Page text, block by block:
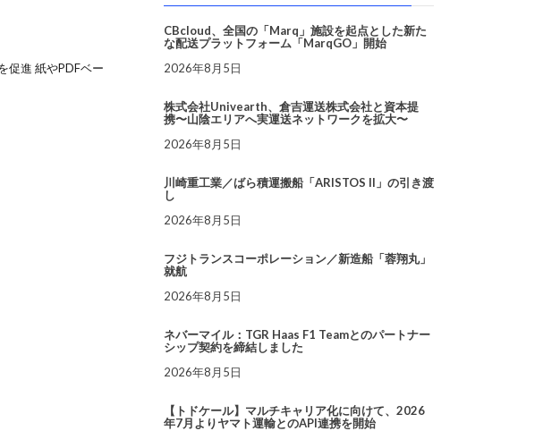
促進 紙やPDFベー
CBcloud、全国の「Marq」施設を起点とした新た
な配送プラットフォーム「MarqGO」開始
2026年8月5日
株式会社Univearth、倉吉運送株式会社と資本提
携〜山陰エリアへ実運送ネットワークを拡大〜
2026年8月5日
川崎重工業／ばら積運搬船「ARISTOS II」の引き渡
し
2026年8月5日
フジトランスコーポレーション／新造船「蓉翔丸」
就航
2026年8月5日
ネバーマイル：TGR Haas F1 Teamとのパートナー
シップ契約を締結しました
2026年8月5日
【トドケール】マルチキャリア化に向けて、2026
年7月よりヤマト運輸とのAPI連携を開始